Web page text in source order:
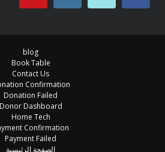
blog
Book Table
Contact Us
Confirmation
Donation Failed
Donor Dashboard
Home Tech
Confirmation
Payment Failed
الصفحة الرئيسية